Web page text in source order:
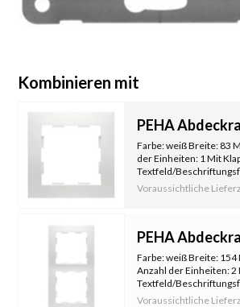
Kombinieren mit
PEHA
Farbe: weiß Breite: 83
der Einheiten: 1 Mit
Textfeld/
Befestig
Voraussichtliche
PEHA
Farbe: weiß Breite:
Anzahl der Einheiten:
Textfeld/
Befesti
Voraussichtliche